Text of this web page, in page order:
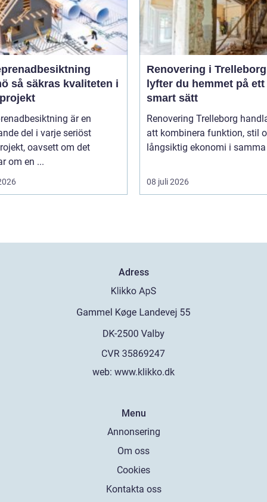
i
är en
del i varje seriöst
oavsett om det
om en ...
Renovering i
lyfter du hemmet på ett
smart sätt
Renovering Trelleborg
att kombinera funktion, stil
långsiktig ekonomi i samma
08 juli 2026
Adress
web: www.klikko.dk
Menu
Annonsering
Om oss
Cookies
Kontakta oss